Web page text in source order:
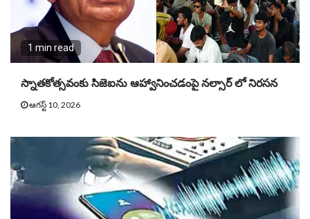
1 min read
స్నాతకోత్సవంకు సిజెఐను ఆహ్వానించడంపై నల్సార్ లో నిరసన
ఆగస్ట్ 10, 2026